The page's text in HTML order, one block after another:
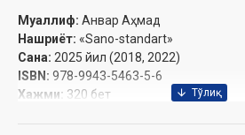
Муаллиф: Анвар Аҳмад
Нашриёт: «Sano-standart»
Сана: 2025 йил (2018, 2022)
ISBN: 978-9943-5463-5-6
Хажми: 320 бет‎